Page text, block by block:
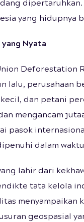
yang hidupnya
yang Nyata
Deforestation
lalu, perusahaan
dan petani
mengancam
pasok
dalam
lahir dari
tata kelola
menyampaikan
geospasial